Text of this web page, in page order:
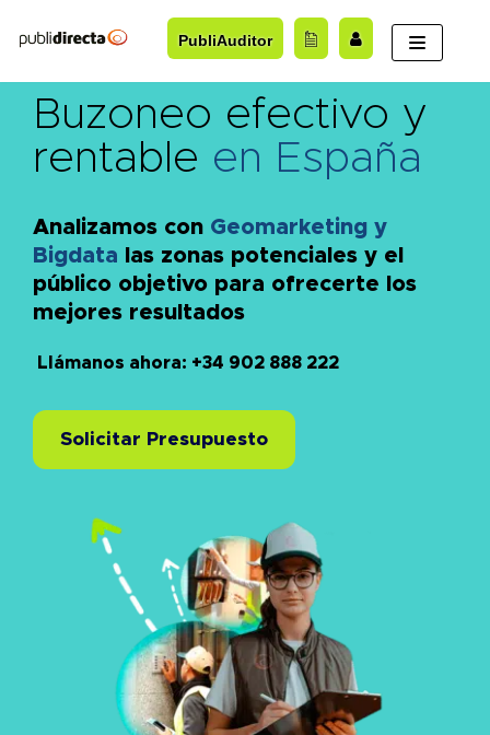
al
PubliAuditor
Buzoneo efectivo y
rentable en España
Analizamos con Geomarketing y
Bigdata las zonas potenciales y el
público objetivo para ofrecerte los
mejores resultados
Llámanos ahora: +34 902 888 222
Solicitar Presupuesto